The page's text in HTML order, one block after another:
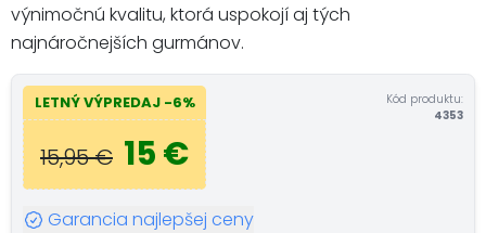
výnimočnú kvalitu, ktorá uspokojí aj tých
najnáročnejších gurmánov.
LETNÝ VÝPREDAJ -6%
15,95 € 15 €
Kód produktu:
4353
Garancia najlepšej ceny